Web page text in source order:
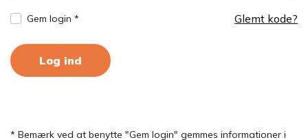
Gem login * Glemt kode?
Log ind
* Bemærk ved at benytte "Gem login" gemmes informationer i